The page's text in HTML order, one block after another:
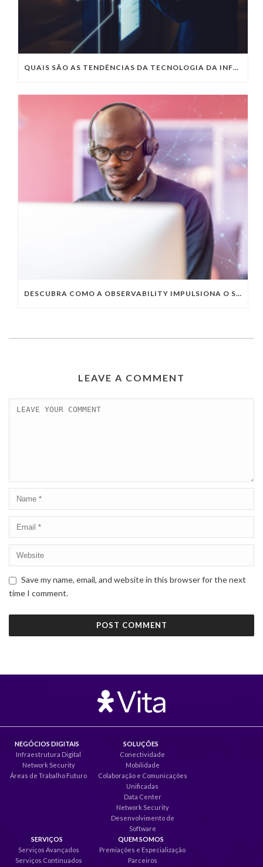
QUAIS SÃO AS TENDÊNCIAS DA TECNOLOGIA DA INFORMAÇÃO PARA 2023?
DESCUBRA COMO A OBSERVABILITY IMPULSIONA O SUCESSO DO SEU NEGÓCIO
LEAVE A COMMENT
Save my name, email, and website in this browser for the next
time I comment.
NEGÓCIOS DIGITAIS
Infraestrutura Digital
Network Security
Áreas de Trabalho Futuro
SOLUÇÕES
Conectividade
Mobilidade
Colaboração e Comunicações
Unificadas
Data Center
Network Security
Desenvolvimento de
Software
SERVIÇOS
Serviços Avançados
Serviços Continuados
QUEM SOMOS
Premiações e Especialização
Parceiros